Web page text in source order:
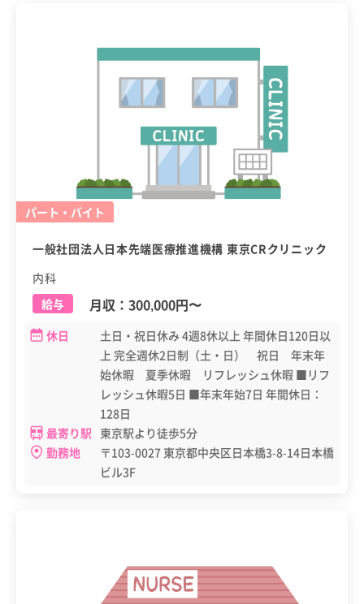
パート・バイト
一般社団法人日本先端医療推進機構 東京CRクリニック
内科
給与
月収： 300,000円〜
休日
土日・祝日休み 4週8休以上 年間休日120日以
上 完全週休2日制（土・日） 祝日 年末年
始休暇 夏季休暇 リフレッシュ休暇 ■リフ
レッシュ休暇5日 ■年末年始7日 年間休日：
128日
最寄り駅 東京駅より徒歩5分
勤務地
〒103-0027 東京都中央区日本橋3-8-14日本橋
ビル3F